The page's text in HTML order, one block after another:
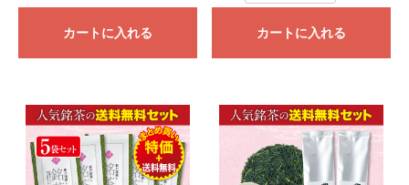
カートに入れる カートに入れる